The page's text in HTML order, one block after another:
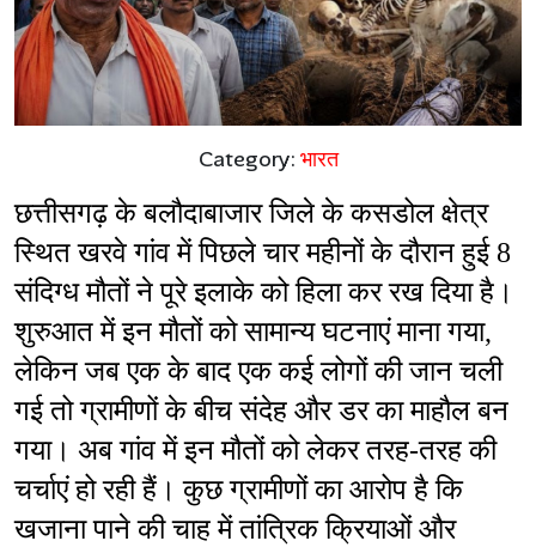
Category: भारत
छत्तीसगढ़ के बलौदाबाजार जिले के कसडोल क्षेत्र
स्थित खरवे गांव में पिछले चार महीनों के दौरान हुई 8
संदिग्ध मौतों ने पूरे इलाके को हिला कर रख दिया है।
शुरुआत में इन मौतों को सामान्य घटनाएं माना गया,
लेकिन जब एक के बाद एक कई लोगों की जान चली
गई तो ग्रामीणों के बीच संदेह और डर का माहौल बन
गया। अब गांव में इन मौतों को लेकर तरह-तरह की
चर्चाएं हो रही हैं। कुछ ग्रामीणों का आरोप है कि
खजाना पाने की चाह में तांत्रिक क्रियाओं और